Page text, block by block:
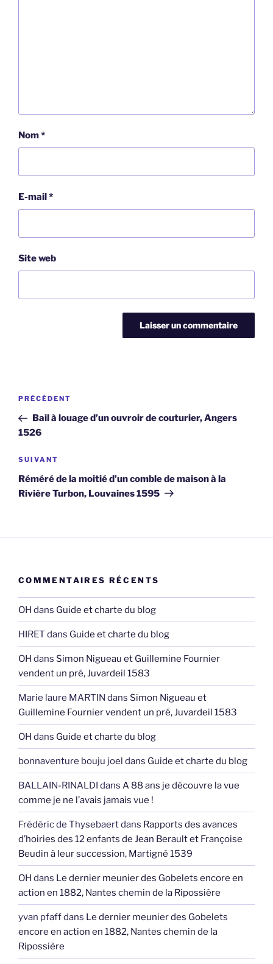
Nom*
E-mail*
Site web
Navigation
l’article
Article
précédent
PRÉCÉDENT
Bail à louage d’un ouvroir de couturier, Angers
1526
Article
suivant
SUIVANT
Réméré de la moitié d’un comble de maison à la
Rivière Turbon, Louvaines 1595
COMMENTAIRES RÉCENTS
OH dans Guide et charte du blog
HIRET dans Guide et charte du blog
OH dans Simon Nigueau et Guillemine Fournier
vendent un pré, Juvardeil 1583
Marie laure MARTIN dans Simon Nigueau et
Guillemine Fournier vendent un pré, Juvardeil 1583
OH dans Guide et charte du blog
bonnaventure bouju joel dans Guide et charte du blog
BALLAIN-RINALDI dans A 88 ans je découvre la vue
comme je ne l’avais jamais vue !
Frédéric de Thysebaertdans Rapports des avances
d’hoiries des 12 enfants de Jean Berault et Françoise
Beudin à leur succession, Martigné 1539
OH dans Le dernier meunier des Gobelets encore en
action en 1882, Nantes chemin de la Ripossière
yvan pfaffdans Le dernier meunier des Gobelets
encore en action en 1882, Nantes chemin de la
Ripossière